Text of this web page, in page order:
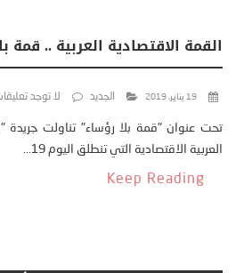
القمة الاقتصادية العربية .. قمة
19 يناير، 2019 الجديد لا توجد
تحت عنوان "قمة بلا رؤساء" تناولت جريدة
العربية الاقتصادية التي تنطلق اليوم 19...
Keep Reading